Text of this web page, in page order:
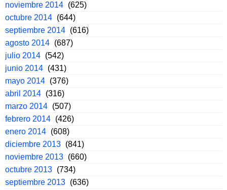
noviembre 2014 (625)
octubre 2014 (644)
septiembre 2014 (616)
agosto 2014 (687)
julio 2014 (542)
junio 2014 (431)
mayo 2014 (376)
abril 2014 (316)
marzo 2014 (507)
febrero 2014 (426)
enero 2014 (608)
diciembre 2013 (841)
noviembre 2013 (660)
octubre 2013 (734)
septiembre 2013 (636)